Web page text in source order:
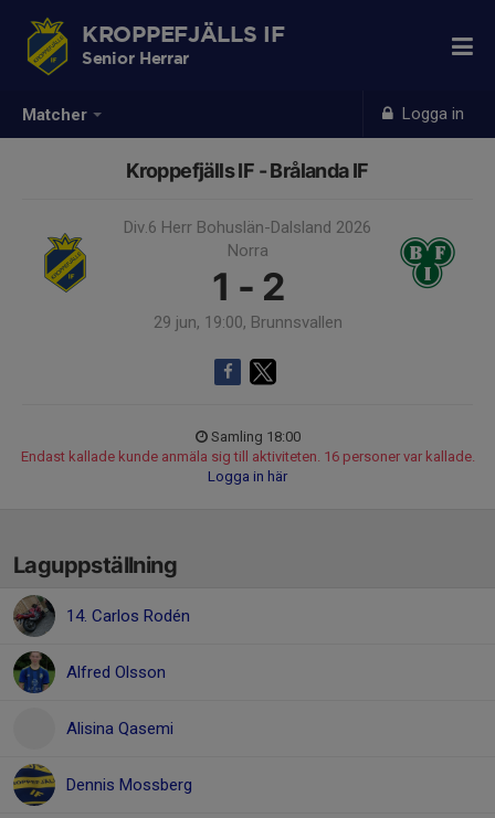
Matcher Logga in
KROPPEFJÄLLS IF
Senior Herrar
Kroppefjälls IF - Brålanda IF
Div.6 Herr Bohuslän-Dalsland 2026
Norra
1 - 2
29 jun, 19:00, Brunnsvallen
Samling 18:00
Endast kallade kunde anmäla sig till aktiviteten. 16 personer var kallade.
Logga in här
Laguppställning
14. Carlos Rodén
Alfred Olsson
Alisina Qasemi
Dennis Mossberg